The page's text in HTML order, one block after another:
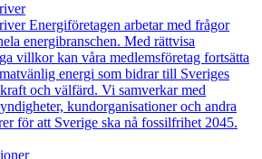
Energiföretagen arbetar med frågor
energibranschen. Med rättvisa
villkor kan våra medlemsföretag fortsätta
energi som bidrar till Sveriges
och välfärd. Vi samverkar med
kundorganisationer och andra
för att Sverige ska nå fossilfrihet 2045.